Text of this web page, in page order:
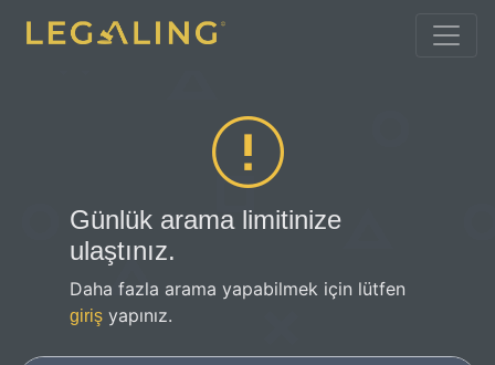
Günlük arama limitinize
ulaştınız.
Daha fazla arama yapabilmek için lütfen
giriş yapınız.